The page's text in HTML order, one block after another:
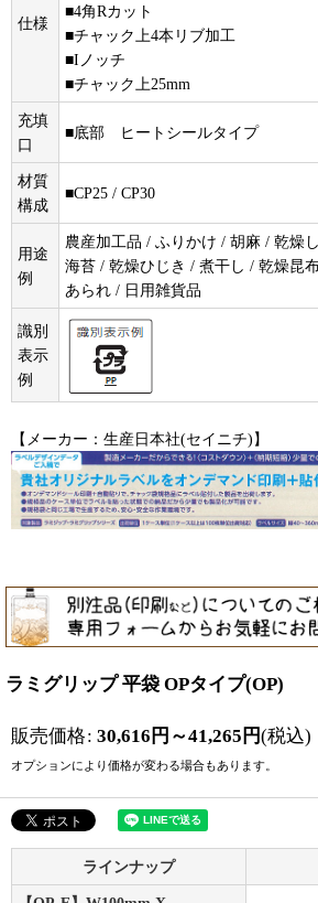
仕様
■4角Rカット
■チャック上4本リブ加工
■Iノッチ
■チャック上25mm
充填
口
■底部 ヒートシールタイプ
材質
構成
■CP25 / CP30
用途
例
農産加工品 / ふりかけ / 胡麻 / 乾燥
海苔 / 乾燥ひじき / 煮干し / 乾燥昆
あられ / 日用雑貨品
識別
表示
例
【メーカー：生産日本社(セイニチ)】
ラミグリップ 平袋 OPタイプ(OP)
販売価格: 30,616 円 ～41,265 円(税込)
オプションにより価格が変わる場合もあります。
ラインナップ